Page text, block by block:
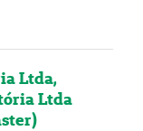
Ltda,
Ltda